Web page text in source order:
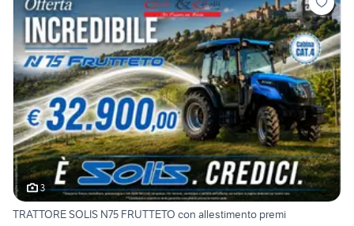
3
TRATTORE SOLIS N75 FRUTTETO con allestimento premi